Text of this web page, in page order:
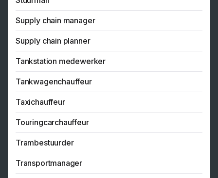
Supply chain manager
Supply chain planner
Tankstation medewerker
Tankwagenchauffeur
Taxichauffeur
Touringcarchauffeur
Trambestuurder
Transportmanager